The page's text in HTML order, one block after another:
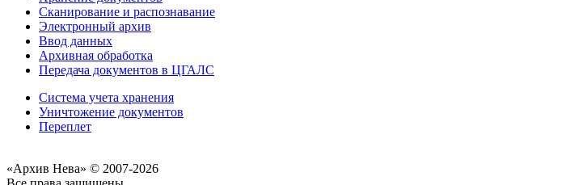
Сканирование и распознавание
Электронный архив
Ввод данных
Архивная обработка
Передача документов в ЦГАЛС
Система учета хранения
Уничтожение документов
Переплет
«Архив Нева» © 2007-2026